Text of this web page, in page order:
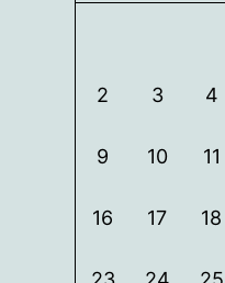
2 3 4
9 10 11
16 17 18